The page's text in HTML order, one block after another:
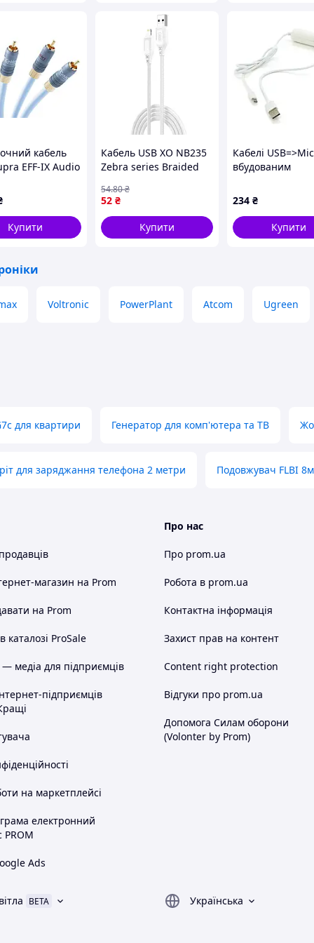
кабель
EFF-IX Audio
Купити
Кабель USB XO NB235
Zebra series Braided
(16999622)
52 ₴
54.80₴
Купити
Кабелі
вбудованим
довжина 95см
234 ₴
Купити
Voltronic PowerPlant Atcom Ugreen
для квартири Генератор для комп'ютера та ТВ
для заряджання телефона 2 метри Подовжувач FLBI
магазин на Prom
на Prom
каталозі ProSale
медіа для підприємців
підприємців
на маркетплейсі
електронний
PROM
Ads
Про нас
Про prom.ua
Робота в prom.ua
Контактна інформація
Захист прав на контент
Content right protection
Відгуки про prom.ua
Допомога Силам оборони
(Volonter by Prom)
BETA Українська